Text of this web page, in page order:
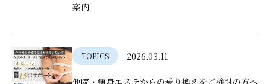
案内
TOPICS 2026.03.11
他院・痩身エステからの乗り換えをご検討の方へ